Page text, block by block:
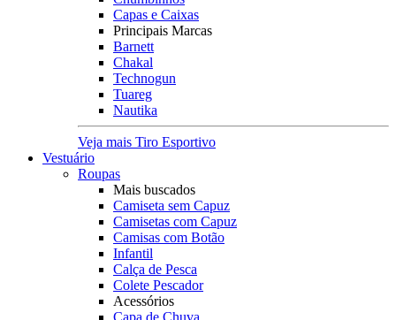
Capas e Caixas
Principais Marcas
Barnett
Chakal
Technogun
Tuareg
Nautika
Veja mais Tiro Esportivo
Vestuário
Roupas
Mais buscados
Camiseta sem Capuz
Camisetas com Capuz
Camisas com Botão
Infantil
Calça de Pesca
Colete Pescador
Acessórios
Capa de Chuva